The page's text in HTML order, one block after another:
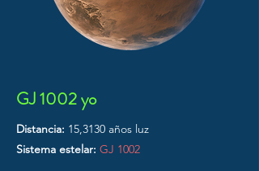
GJ 1002 yo
Distancia: 15,3130 años luz
Sistema estelar: GJ 1002